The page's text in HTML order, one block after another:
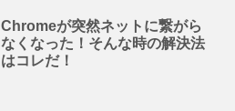
Chromeが突然ネットに繋がら
なくなった！そんな時の解決法
はコレだ！